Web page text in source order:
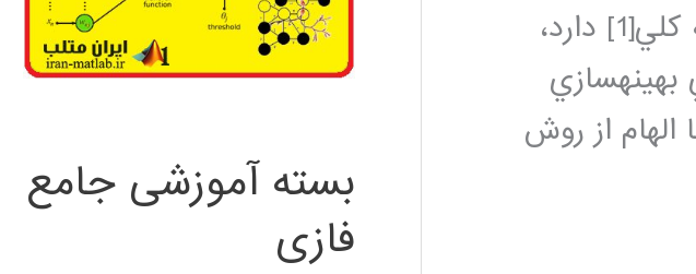
بهينه سازي فاخته كه توانايي بيشتري در پيدا كردن نقاط بهينه كلي[1] دارد،
از روش
بسته آموزشی جامع
فازی